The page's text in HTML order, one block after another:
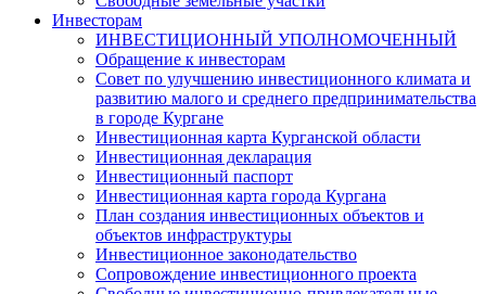
Инвесторам
ИНВЕСТИЦИОННЫЙ УПОЛНОМОЧЕННЫЙ
Обращение к инвесторам
Совет по улучшению инвестиционного климата и
развитию малого и среднего предпринимательства
в городе Кургане
Инвестиционная карта Курганской области
Инвестиционная декларация
Инвестиционный паспорт
Инвестиционная карта города Кургана
План создания инвестиционных объектов и
объектов инфраструктуры
Инвестиционное законодательство
Сопровождение инвестиционного проекта